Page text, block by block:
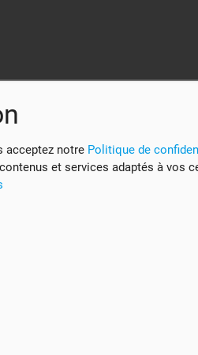
acceptez notre Politique de
et services adaptés à vos